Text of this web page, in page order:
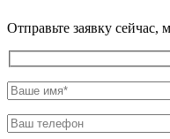
Отправьте заявку